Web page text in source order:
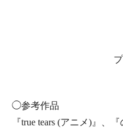
◯参考作品
『true tears (アニメ)』、